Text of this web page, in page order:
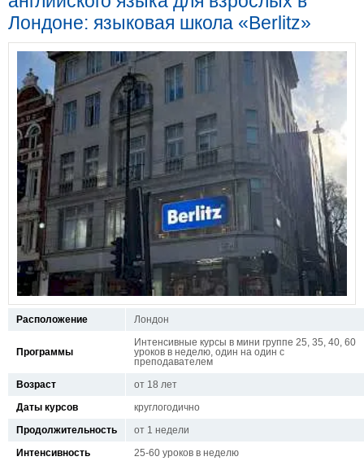
Лондоне: языковая школа «Berlitz»
Расположение Лондон
Программы
Интенсивные курсы в мини группе 25, 35, 40, 60
уроков в неделю, один на один с
преподавателем
Возраст
от 18 лет
Даты курсов
круглогодично
Продолжительность
от 1 недели
Интенсивность
25-60 уроков в неделю